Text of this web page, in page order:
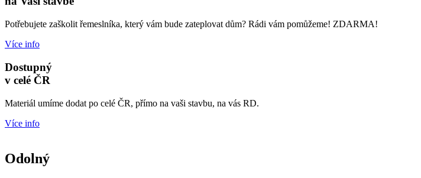
Potřebujete zaškolit řemeslníka, který vám bude zateplovat dům? Rádi vám pomůžeme! ZDARMA!
Více info
Dostupný
v celé ČR
Materiál umíme dodat po celé ČR, přímo na vaši stavbu, na vás RD.
Více info
Odolný